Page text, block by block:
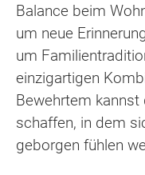
Balance beim
um neue
um
einzigartigen
Bewehrtem kannst
schaffen, in dem
geborgen fühlen